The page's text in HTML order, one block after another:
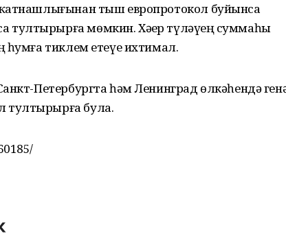
ҡатнашлығынан тыш европротокол буйынса
тултырырға мөмкин. Хәҙер түләүҙең суммаһы
һумға тиклем етеүе ихтимал.
Петербургта һәм Ленинград өлкәһендә
тултырырға була.